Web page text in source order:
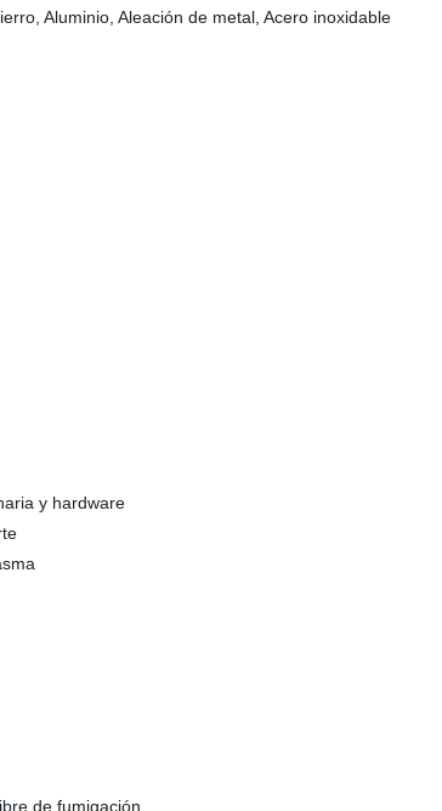
Aluminio, Aleación de metal, Acero inoxidable
y hardware
de fumigación